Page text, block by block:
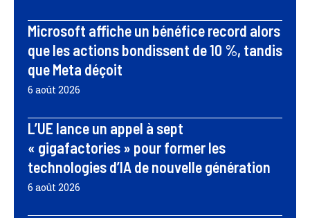
Microsoft affiche un bénéfice record alors
que les actions bondissent de 10 %, tandis
que Meta déçoit
6 août 2026
L’UE lance un appel à sept
« gigafactories » pour former les
technologies d’IA de nouvelle génération
6 août 2026